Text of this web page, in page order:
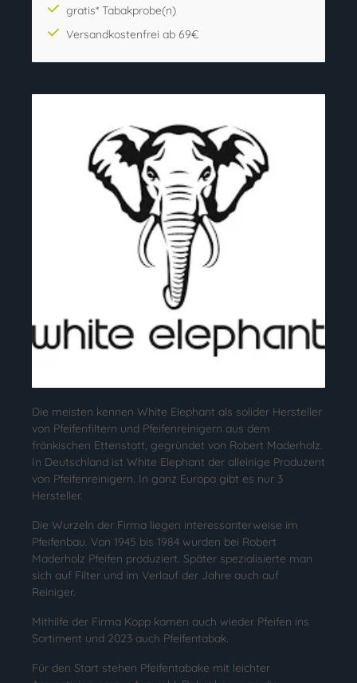
gratis* Tabakprobe(n)
Versandkostenfrei ab 69€
Die meisten kennen White Elephant als solider Hersteller
von Pfeifenfiltern und Pfeifenreinigern aus dem
fränkischen Ettenstatt, gegründet von Robert Maderholz.
In Deutschland ist White Elephant der alleinige Produzent
von Pfeifenreinigern. In ganz Europa gibt es nur 3
Hersteller.
Die Wurzeln der Firma liegen interessanterweise im
Pfeifenbau. Von 1945 bis 1984 wurden bei Robert
Maderholz Pfeifen produziert. Später spezialisierte man
sich auf Filter und im Verlauf der Jahre auch auf
Reiniger.
Mithilfe der Firma Kopp kamen auch wieder Pfeifen ins
Sortiment und 2023 auch Pfeifentabak.
Für den Start stehen Pfeifentabake mit leichter